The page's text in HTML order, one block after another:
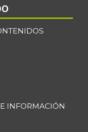
INFORMACIÓN